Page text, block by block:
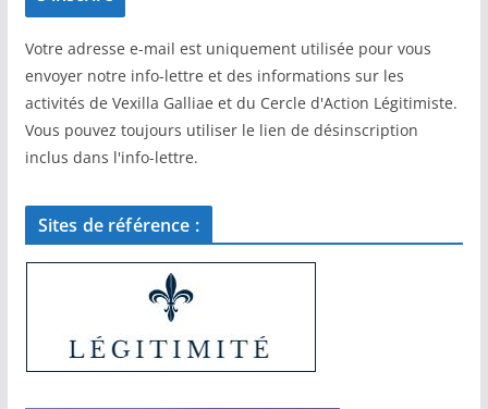
Votre adresse e-mail est uniquement utilisée pour vous
envoyer notre info-lettre et des informations sur les
activités de Vexilla Galliae et du Cercle d'Action Légitimiste.
Vous pouvez toujours utiliser le lien de désinscription
inclus dans l'info-lettre.
Sites de référence :